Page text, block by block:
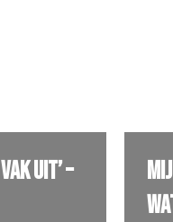
uit’ –